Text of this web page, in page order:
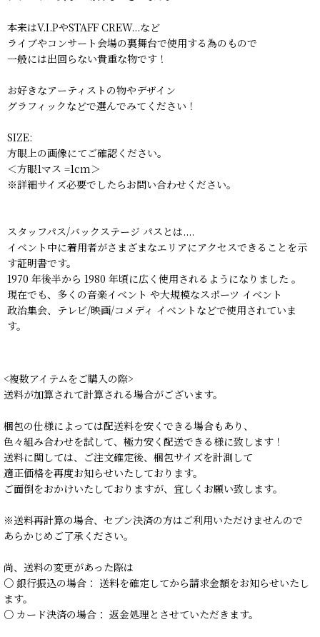
本来はV.I.PやSTAFF CREW...など
ライブやコンサート会場の裏舞台で使用する為のもので
一般には出回らない貴重な物です！
お好きなアーティストの物やデザイン
グラフィックなどで選んでみてください！
SIZE:
方眼上の画像にてご確認ください。
＜方眼1マス =1cm＞
※詳細サイズ必要でしたらお問い合わせください。
スタッフパス/バックステージ パスとは....
イベント中に着用者がさまざまなエリアにアクセスできることを示
す証明書です。
1970 年後半から 1980 年頃に広く使用されるようになりました 。
現在でも、多くの音楽イベント や大規模なスポーツ イベント
政治集会、テレビ/映画/コメディ イベントなどで使用されていま
す。
<複数アイテムをご購入の際>
送料が加算されて計算される場合がございます。
梱包の仕様によっては配送料を安くできる場合もあり、
色々組み合わせを試して、極力安く配送できる様に致します！
送料に関しては、ご注文確定後、梱包サイズを計測して
適正価格を再度お知らせいたしております。
ご面倒をおかけいたしておりますが、宜しくお願い致します。
※送料再計算の場合、セブン決済の方はご利用いただけませんので
あらかじめご了承ください。
尚、送料の変更があった際は
○ 銀行振込の場合： 送料を確定してから請求金額をお知らせいたし
ます。
○ カード決済の場合： 返金処理とさせていただきます。